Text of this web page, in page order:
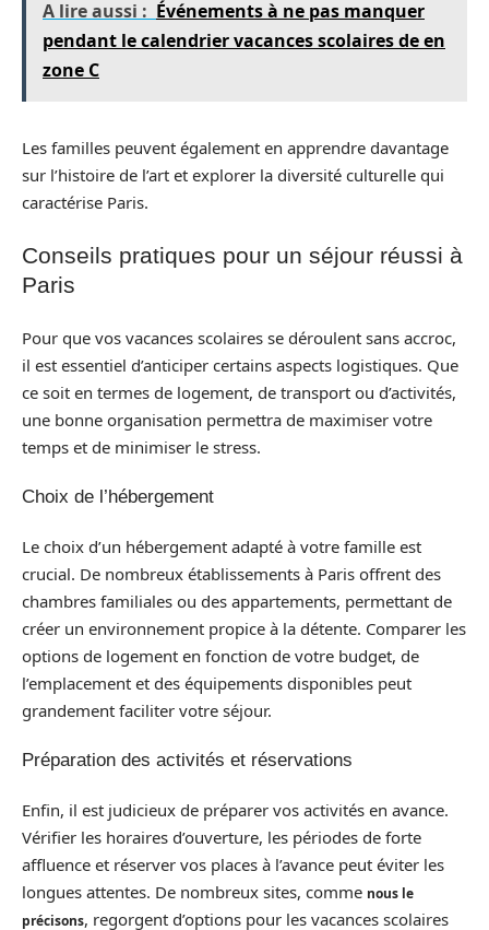
A lire aussi : Événements à ne pas manquer
pendant le calendrier vacances scolaires de en
zone C
Les familles peuvent également en apprendre davantage
sur l’histoire de l’art et explorer la diversité culturelle qui
caractérise Paris.
Conseils pratiques pour un séjour réussi à
Paris
Pour que vos vacances scolaires se déroulent sans accroc,
il est essentiel d’anticiper certains aspects logistiques. Que
ce soit en termes de logement, de transport ou d’activités,
une bonne organisation permettra de maximiser votre
temps et de minimiser le stress.
Choix de l’hébergement
Le choix d’un hébergement adapté à votre famille est
crucial. De nombreux établissements à Paris offrent des
chambres familiales ou des appartements, permettant de
créer un environnement propice à la détente. Comparer les
options de logement en fonction de votre budget, de
l’emplacement et des équipements disponibles peut
grandement faciliter votre séjour.
Préparation des activités et réservations
Enfin, il est judicieux de préparer vos activités en avance.
Vérifier les horaires d’ouverture, les périodes de forte
affluence et réserver vos places à l’avance peut éviter les
longues attentes. De nombreux sites, comme nous le
précisons, regorgent d’options pour les vacances scolaires